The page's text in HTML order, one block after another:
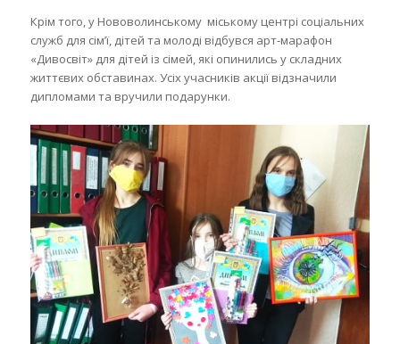
Крім того, у Нововолинському міському центрі соціальних
служб для сім’ї, дітей та молоді відбувся арт-марафон
«Дивосвіт» для дітей із сімей, які опинились у складних
життєвих обставинах. Усіх учасників акції відзначили
дипломами та вручили подарунки.